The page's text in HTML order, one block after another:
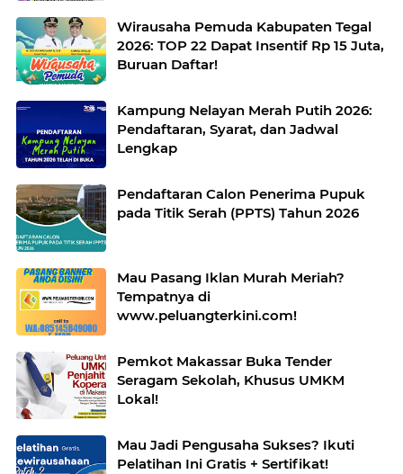
Wirausaha Pemuda Kabupaten Tegal
2026: TOP 22 Dapat Insentif Rp 15 Juta,
Buruan Daftar!
Kampung Nelayan Merah Putih 2026:
Pendaftaran, Syarat, dan Jadwal
Lengkap
Pendaftaran Calon Penerima Pupuk
pada Titik Serah (PPTS) Tahun 2026
Mau Pasang Iklan Murah Meriah?
Tempatnya di
www.peluangterkini.com!
Pemkot Makassar Buka Tender
Seragam Sekolah, Khusus UMKM
Lokal!
Mau Jadi Pengusaha Sukses? Ikuti
Pelatihan Ini Gratis + Sertifikat!